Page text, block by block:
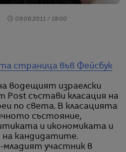
09.06.2011 / 18:00
страница във Фейсбук
водещият израелски
Post състави класация на
по света. В класацията
състояние,
и икономиката и
кандидатите.
младият участник в